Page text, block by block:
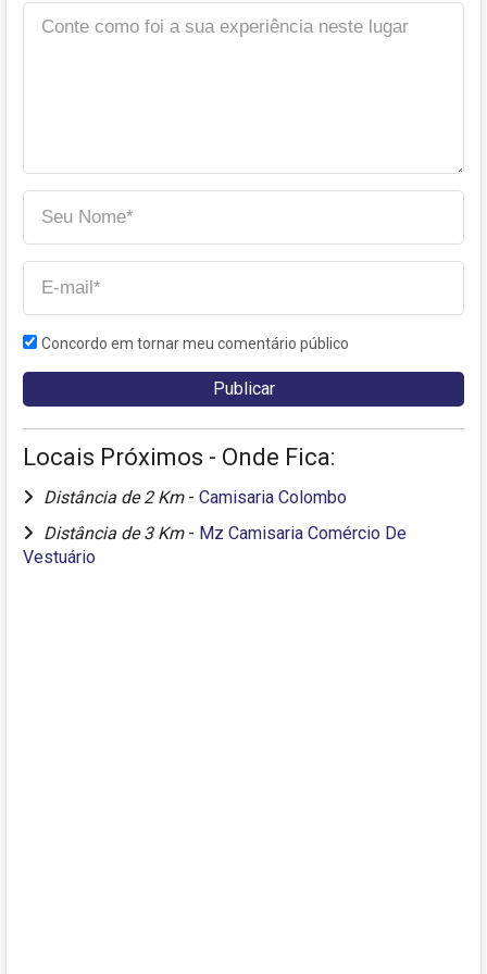
Concordo em tornar meu comentário público
Locais Próximos - Onde Fica:
Distância de 2 Km - Camisaria Colombo
Distância de 3 Km - Mz Camisaria Comércio De
Vestuário